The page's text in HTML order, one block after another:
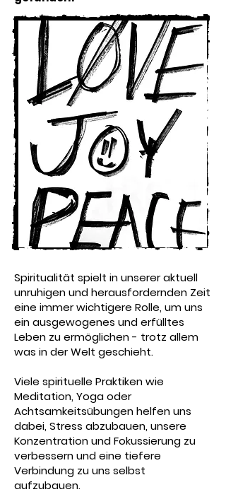
Spiritualität spielt in unserer aktuell
unruhigen und herausfordernden Zeit
eine immer wichtigere Rolle, um uns
ein ausgewogenes und erfülltes
Leben zu ermöglichen - trotz allem
was in derWelt geschieht.
Viele spirituelle Praktiken wie
Meditation, Yoga oder
Achtsamkeitsübungen helfen uns
dabei, Stress abzubauen, unsere
Konzentration und Fokussierung zu
verbessern und eine tiefere
Verbindung zu uns selbst
aufzubauen.